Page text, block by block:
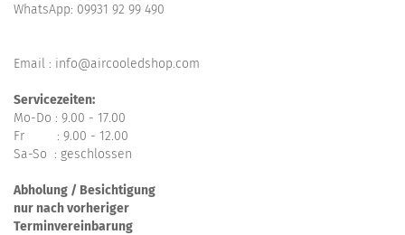
WhatsApp: 09931 92 99 490
Email : info@aircooledshop.com
Servicezeiten:
Mo-Do : 9.00 - 17.00
Fr : 9.00 - 12.00
Sa-So : geschlossen
Abholung / Besichtigung
nur nach vorheriger
Terminvereinbarung